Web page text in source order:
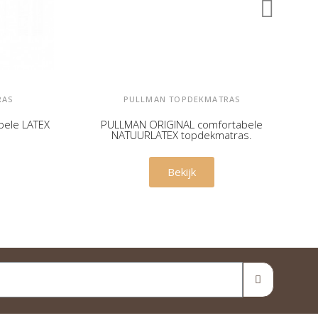
LATEX
PULLMAN TOPDEKMATRAS
PULLMAN ORIGINAL comfortabele
NATUURLATEX topdekmatras.
€ 599,00
Bekijk